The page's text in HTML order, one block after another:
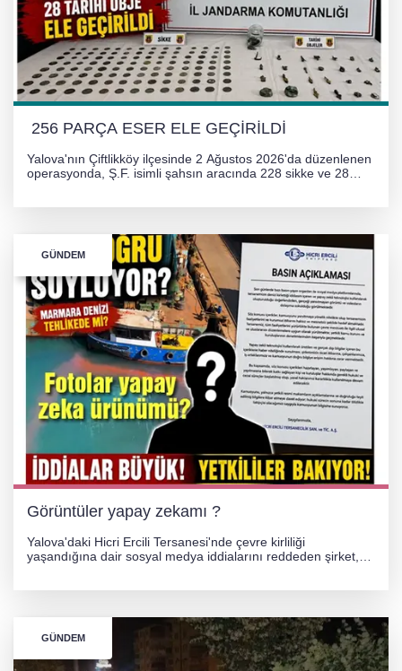
256 PARÇA ESER ELE GEÇİRİLDİ
Yalova'nın Çiftlikköy ilçesinde 2 Ağustos 2026'da düzenlenen
operasyonda, Ş.F. isimli şahsın aracında 228 sikke ve 28
GÜNDEM
Görüntüler yapay zekamı ?
Yalova'daki Hicri Ercili Tersanesi'nde çevre kirliliği
yaşandığına dair sosyal medya iddialarını reddeden şirket,
GÜNDEM